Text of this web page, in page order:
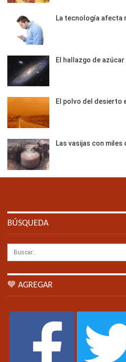
La tecnología afecta
El hallazgo de azúcar
El polvo del desierto
Las vasijas con
BÚSQUEDA
💙 AGREGAR